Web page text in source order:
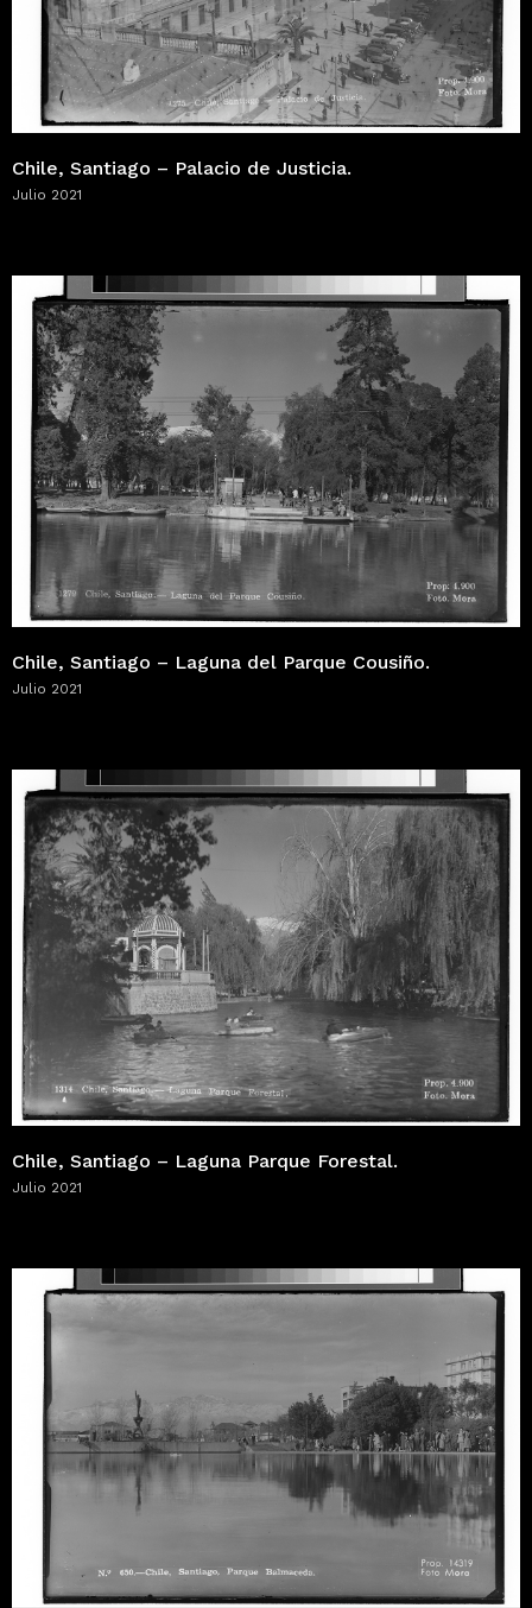
Chile, Santiago – Palacio de Justicia.
Julio 2021
Chile, Santiago – Laguna del Parque Cousiño.
Julio 2021
Chile, Santiago – Laguna Parque Forestal.
Julio 2021